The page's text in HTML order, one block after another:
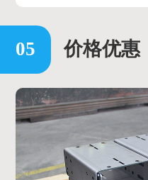
价格优惠